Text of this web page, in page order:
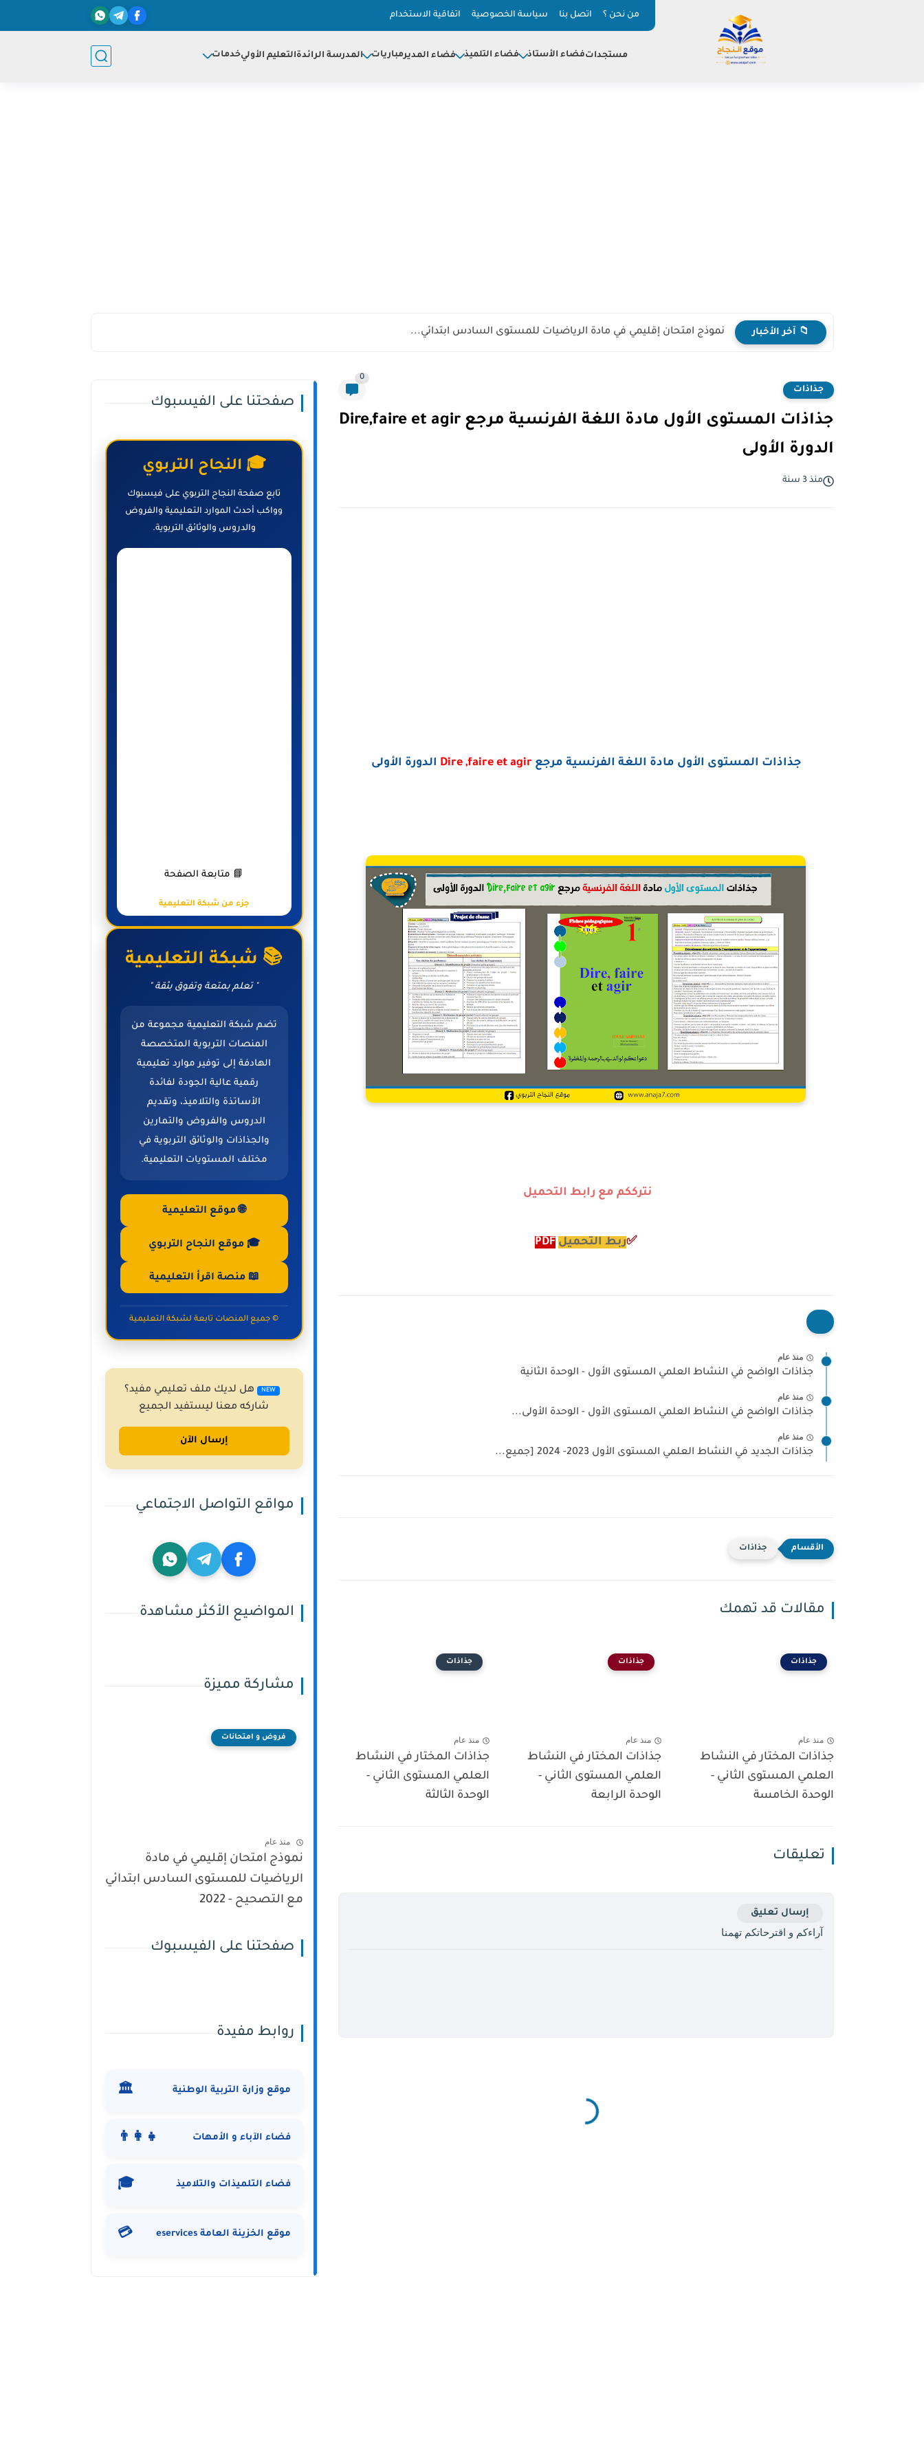
من نحن ؟ اتصل بنا سياسة الخصوصية اتفاقية الاستخدام
مستجداتفضاء الأستاذ فضاء التلميذ فضاء المديرمباريات المدرسة الرائدةالتعليم الأوليخدمات
📁 آخر الأخبار نموذج امتحان إقليمي في مادة الرياضيات للمستوى السادس ابتدائي...
جذاذات
0
جذاذات المستوى الأول مادة اللغة الفرنسية مرجع Dire,faire et agir
الدورة الأولى
منذ 3 سنة
جذاذات المستوى الأول مادة اللغة الفرنسية مرجعDire ,faire et agir الدورة الأولى
نترككم مع رابط التحميل
✅ربط التحميل PDF
منذ عام
جذاذات الواضح في النشاط العلمي المستوى الأول - الوحدة الثانية
منذ عام
جذاذات الواضح في النشاط العلمي المستوى الأول - الوحدة الأولى...
منذ عام
جذاذات الجديد في النشاط العلمي المستوى الأول 2023- 2024 [جميع...
جذاذات
مقالات قد تهمك
جذاذات
منذ عام
جذاذات المختار في النشاط
العلمي المستوى الثاني -
الوحدة الخامسة
جذاذات
منذ عام
جذاذات المختار في النشاط
العلمي المستوى الثاني -
الوحدة الرابعة
جذاذات
منذ عام
جذاذات المختار في النشاط
العلمي المستوى الثاني -
الوحدة الثالثة
تعليقات
إرسال تعليق
آراءكم و اقترحاتكم تهمنا
صفحتنا على الفيسبوك
🎓 النجاح التربوي
تابع صفحة النجاح التربوي على فيسبوك
وواكب أحدث الموارد التعليمية والفروض
والدروس والوثائق التربوية.
📘 متابعة الصفحة
جزء من شبكة التعليمية
📚 شبكة التعليمية
" تعلم بمتعة وتفوق بثقة "
تضم شبكة التعليمية مجموعة من
المنصات التربوية المتخصصة
الهادفة إلى توفير موارد تعليمية
رقمية عالية الجودة لفائدة
الأساتذة والتلاميذ، وتقديم
الدروس والفروض والتمارين
والجذاذات والوثائق التربوية في
مختلف المستويات التعليمية.
🌐 موقع التعليمية
🎓 موقع النجاح التربوي
📖 منصة اقرأ التعليمية
© جميع المنصات تابعة لشبكة التعليمية
NEW
هل لديك ملف تعليمي مفيد؟
شاركه معنا ليستفيد الجميع
إرسال الآن
مواقع التواصل الاجتماعي
المواضيع الأكثر مشاهدة
مشاركة مميزة
فروض و امتحانات
منذ عام
نموذج امتحان إقليمي في مادة
الرياضيات للمستوى السادس ابتدائي
مع التصحيح - 2022
صفحتنا على الفيسبوك
روابط مفيدة
موقع وزارة التربية الوطنية 🏛️
فضاء الآباء و الأمهات 👨‍👩‍👧
فضاء التلميذات والتلاميذ 🎓
موقع الخزينة العامة eservices 💳